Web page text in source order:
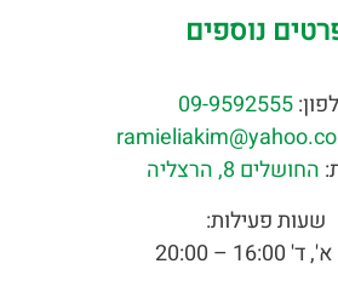
נוספים
09-9592555
החושלים 8, הרצליה
שעות פעילות:
– 20:00